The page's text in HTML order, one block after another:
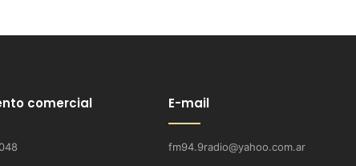
comercial E-mail
fm94.9radio@yahoo.com.ar